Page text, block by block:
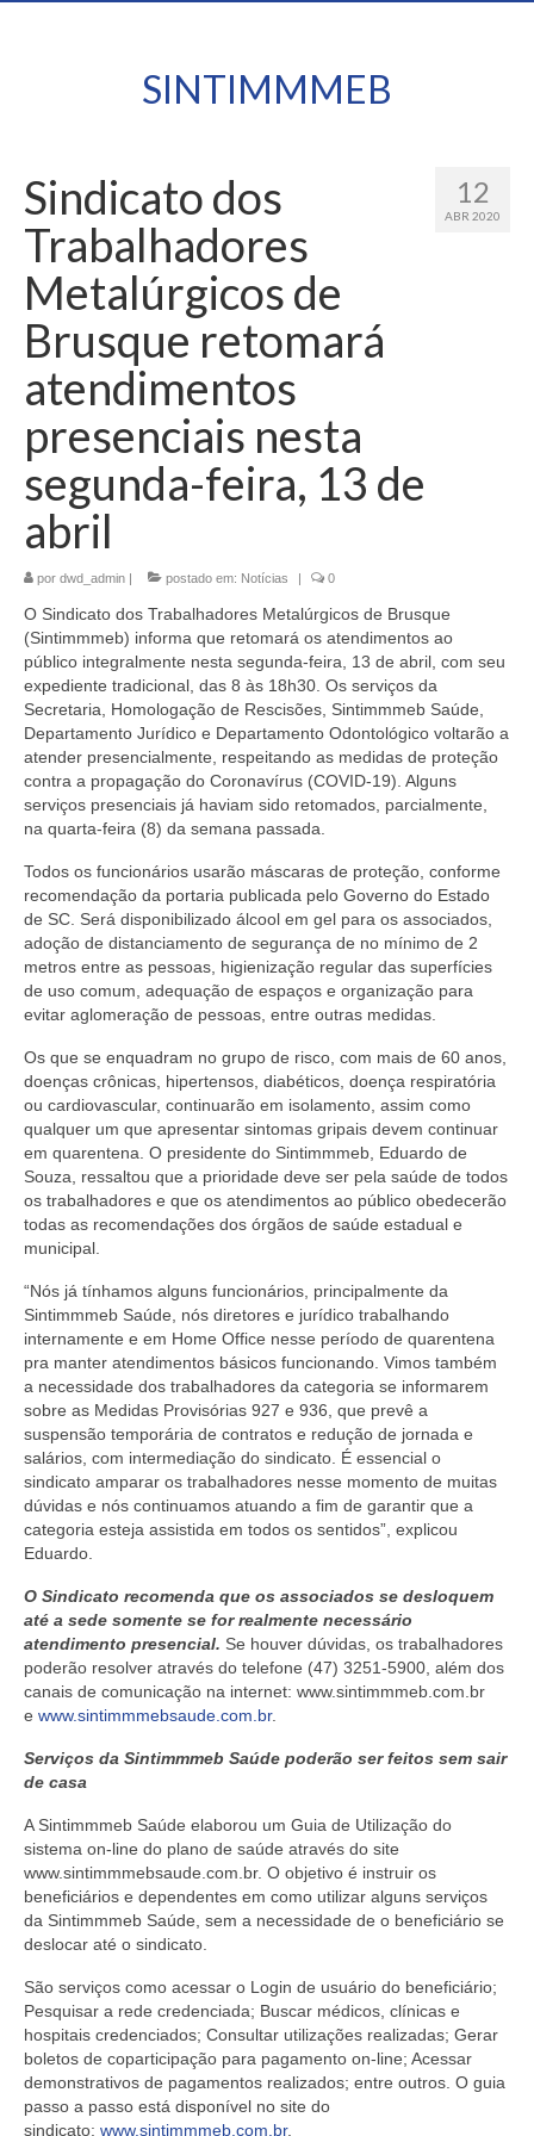
SINTIMMMEB
12
ABR 2020
Sindicato dos
Trabalhadores
Metalúrgicos de
Brusque retomará
atendimentos
presenciais nesta
segunda-feira, 13 de
abril
por dwd_admin | postado em: Notícias | 0
O Sindicato dos Trabalhadores Metalúrgicos de Brusque
(Sintimmmeb) informa que retomará os atendimentos ao
público integralmente nesta segunda-feira, 13 de abril, com seu
expediente tradicional, das 8 às 18h30. Os serviços da
Secretaria, Homologação de Rescisões, Sintimmmeb Saúde,
Departamento Jurídico e Departamento Odontológico voltarão a
atender presencialmente, respeitando as medidas de proteção
contra a propagação do Coronavírus (COVID-19). Alguns
serviços presenciais já haviam sido retomados, parcialmente,
na quarta-feira (8) da semana passada.
Todos os funcionários usarão máscaras de proteção, conforme
recomendação da portaria publicada pelo Governo do Estado
de SC. Será disponibilizado álcool em gel para os associados,
adoção de distanciamento de segurança de no mínimo de 2
metros entre as pessoas, higienização regular das superfícies
de uso comum, adequação de espaços e organização para
evitar aglomeração de pessoas, entre outras medidas.
Os que se enquadram no grupo de risco, com mais de 60 anos,
doenças crônicas, hipertensos, diabéticos, doença respiratória
ou cardiovascular, continuarão em isolamento, assim como
qualquer um que apresentar sintomas gripais devem continuar
em quarentena. O presidente do Sintimmmeb, Eduardo de
Souza, ressaltou que a prioridade deve ser pela saúde de todos
os trabalhadores e que os atendimentos ao público obedecerão
todas as recomendações dos órgãos de saúde estadual e
municipal.
“Nós já tínhamos alguns funcionários, principalmente da
Sintimmmeb Saúde, nós diretores e jurídico trabalhando
internamente e em Home Office nesse período de quarentena
pra manter atendimentos básicos funcionando. Vimos também
a necessidade dos trabalhadores da categoria se informarem
sobre as Medidas Provisórias 927 e 936, que prevê a
suspensão temporária de contratos e redução de jornada e
salários, com intermediação do sindicato. É essencial o
sindicato amparar os trabalhadores nesse momento de muitas
dúvidas e nós continuamos atuando a fim de garantir que a
categoria esteja assistida em todos os sentidos”, explicou
Eduardo.
O Sindicato recomenda que os associados se desloquem
até a sede somente se for realmente necessário
atendimento presencial. Se houver dúvidas, os trabalhadores
poderão resolver através do telefone (47) 3251-5900, além dos
canais de comunicação na internet: www.sintimmmeb.com.br
e www.sintimmmebsaude.com.br.
Serviços da Sintimmmeb Saúde poderão ser feitos sem sair
de casa
A Sintimmmeb Saúde elaborou um Guia de Utilização do
sistema on-line do plano de saúde através do site
www.sintimmmebsaude.com.br. O objetivo é instruir os
beneficiários e dependentes em como utilizar alguns serviços
da Sintimmmeb Saúde, sem a necessidade de o beneficiário se
deslocar até o sindicato.
São serviços como acessar o Login de usuário do beneficiário;
Pesquisar a rede credenciada; Buscar médicos, clínicas e
hospitais credenciados; Consultar utilizações realizadas; Gerar
boletos de coparticipação para pagamento on-line; Acessar
demonstrativos de pagamentos realizados; entre outros. O guia
passo a passo está disponível no site do
sindicato: www.sintimmmeb.com.br.